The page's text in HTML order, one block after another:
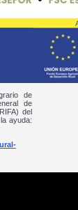
de
de
del
ayuda: